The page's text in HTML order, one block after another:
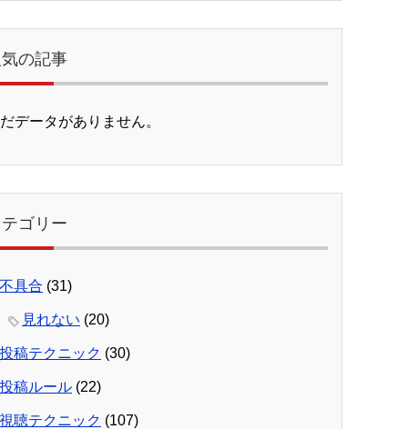
の記事
データがありません。
ゴリー
不具合 (31)
見れない (20)
投稿テクニック (30)
投稿ルール (22)
視聴テクニック (107)